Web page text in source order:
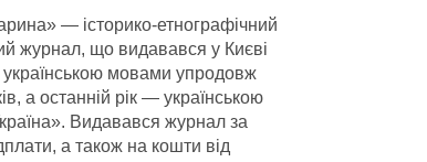
— історико-етнографічний
журнал, що видавався у Києві
українською мовами упродовж
а останній рік — українською
Видавався журнал за
а також на кошти від